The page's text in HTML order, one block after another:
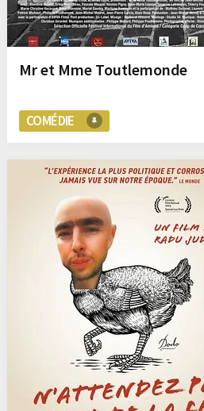
Mr et Mme Toutlemonde
COMÉDIE